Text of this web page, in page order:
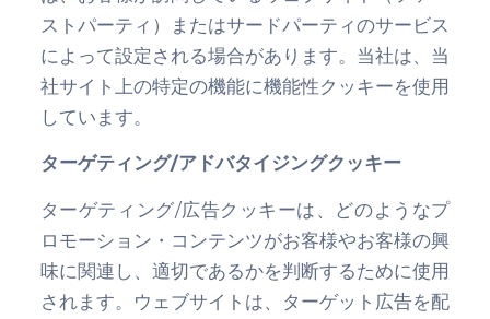
ストパーティ）またはサードパーティのサービス
によって設定される場合があります。当社は、当
社サイト上の特定の機能に機能性クッキーを使用
しています。
ターゲティング/アドバタイジングクッキー
ターゲティング/広告クッキーは、どのようなプ
ロモーション・コンテンツがお客様やお客様の興
味に関連し、適切であるかを判断するために使用
されます。ウェブサイトは、ターゲット広告を配